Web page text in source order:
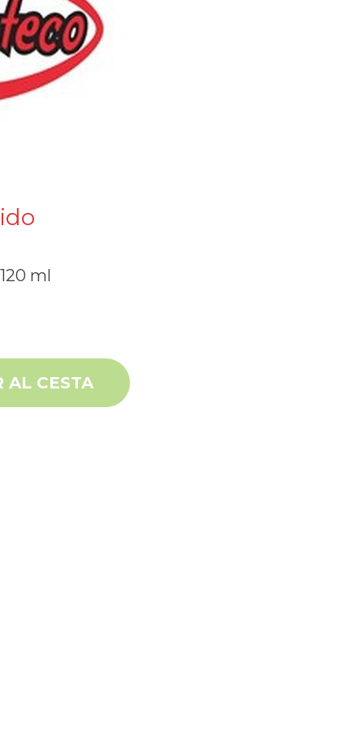
ml
El yucateco cantidad
AL CESTA